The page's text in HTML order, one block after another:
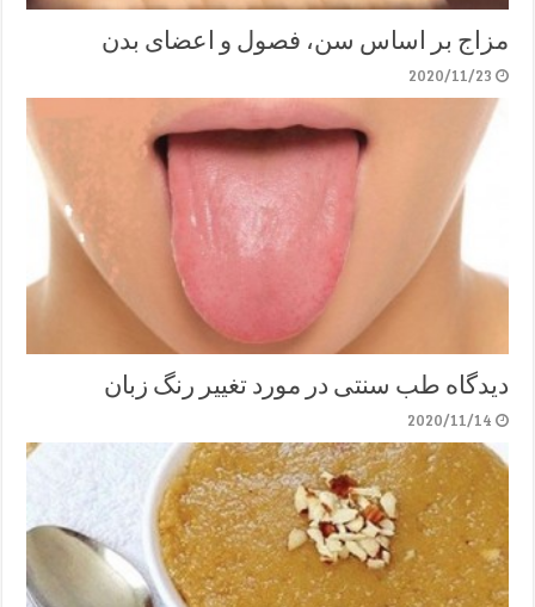
مزاج بر اساس سن، فصول و اعضای بدن
2020/11/23
دیدگاه طب سنتی در مورد تغییر رنگ زبان
2020/11/14